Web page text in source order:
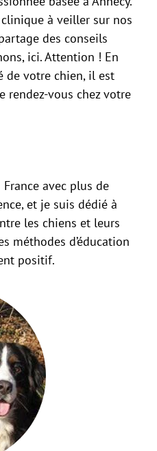
à veiller sur nos
des conseils
ici. Attention ! En
de votre chien, il est
rendez-vous chez votre
avec plus de
et je suis dédié à
les chiens et leurs
méthodes d’éducation
positif.